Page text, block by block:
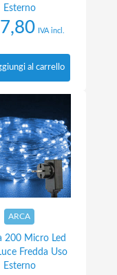
Esterno
IVA incl.
al carrello
ARCA
200 Micro Led
Fredda Uso
Esterno